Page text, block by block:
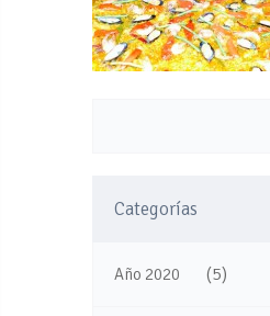
Categorías
Año 2020 (5)